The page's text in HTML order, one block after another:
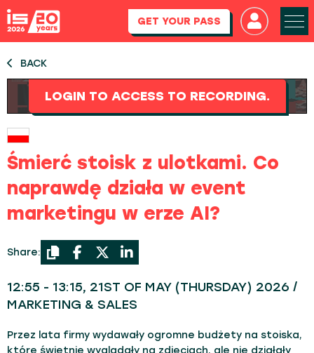
GET YOUR PASS
BACK
LOGIN TO ACCESS TO RECORDING.
Śmierć stoisk z ulotkami. Co
naprawdę działa w event
marketingu w erze AI?
Share:
12:55 - 13:15, 21ST OF MAY (THURSDAY) 2026 /
MARKETING & SALES
Przez lata firmy wydawały ogromne budżety na stoiska,
które świetnie wyglądały na zdjęciach, ale nie działały